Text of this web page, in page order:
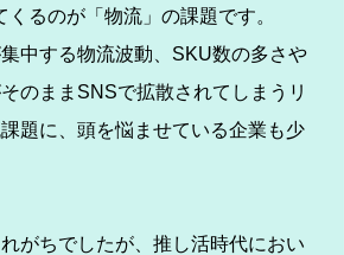
るのが「物流」の課題です。
中する物流波動、SKU数の多さや
のままSNSで拡散されてしまうリ
題に、頭を悩ませている企業も少
がちでしたが、推し活時代におい